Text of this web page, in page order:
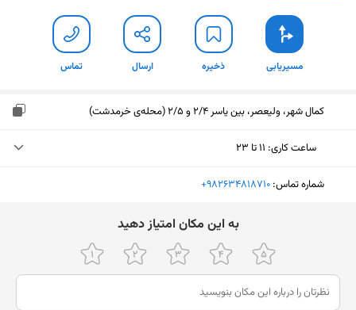
مسیریابی ذخیره ارسال تماس
کمال شهر، ولیعصر، بین یاسر 2/4 و 2/5 (محله‌ی خرمدشت)
ساعت کاری: ۱۱ تا ۲۳
دوشنبه (امروز)
پنجشنبه
۱۱ تا ۲۳
شماره تماس: ‎+982634818710
ﺑﻪ اﯾﻦ ﻣﮑﺎن اﻣﺘﯿﺎز دﻫﯿﺪ